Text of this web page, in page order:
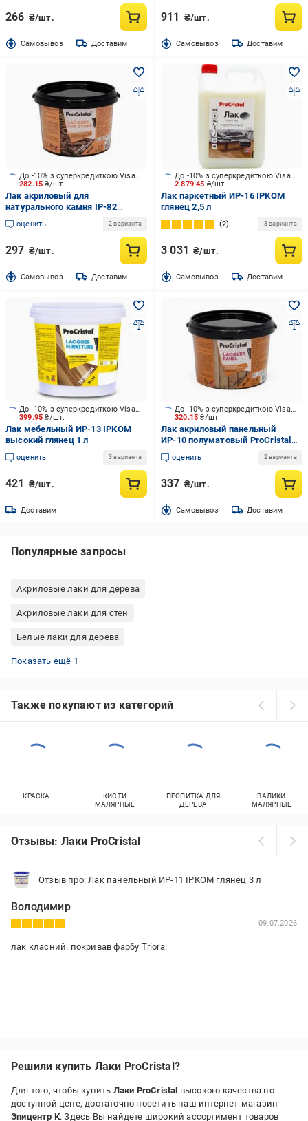
266 ₴/шт.
Cамовывоз Доставим
911 ₴/шт.
Cамовывоз Доставим
282.15₴/шт.
До -10% з суперкредиткою Visa Вигода
Лак акриловый для
натурального камня IP-82
ProCristal глянец прозрачный 0,7
л
оценить 2 варианта
297 ₴/шт.
Cамовывоз Доставим
2 879.45 ₴/шт.
До -10% з суперкредиткою Visa Вигода
Лак паркетный ИР-16 ІРКОМ
глянец 2,5 л
2 3 варианта
3 031 ₴/шт.
Cамовывоз Доставим
399.95₴/шт.
До -10% з суперкредиткою Visa Вигода
Лак мебельный ИР-13 ІРКОМ
высокий глянец 1 л
оценить 3 варианта
421 ₴/шт.
Доставим
320.15₴/шт.
До -10% з суперкредиткою Visa Вигода
Лак акриловый панельный
ИР-10 полуматовый ProCristal
полумат бесцветный 0,7 л
оценить 2 варианта
337 ₴/шт.
Cамовывоз Доставим
Популярные запросы
Акриловые лаки для дерева
Акриловые лаки для стен
Белые лаки для дерева
Полиуретановые лаки для дерева
Показать ещё 1
Также покупают из категорий
КРАСКА
КИСТИ
МАЛЯРНЫЕ
ПРОПИТКА ДЛЯ
ДЕРЕВА
ВАЛИКИ
МАЛЯРНЫЕ
Отзывы: Лаки ProCristal
Отзыв про: Лак панельный ИР-11 ІРКОМ глянец 3 л
Володимир
09.07.2026
лак класний. покривав фарбу Triora.
Решили купить Лаки ProCristal?
Для того, чтобы купить Лаки ProCristal высокого качества по
доступной цене, достаточно посетить наш интернет-магазин
Эпицентр К. Здесь Вы найдете широкий ассортимент товаров